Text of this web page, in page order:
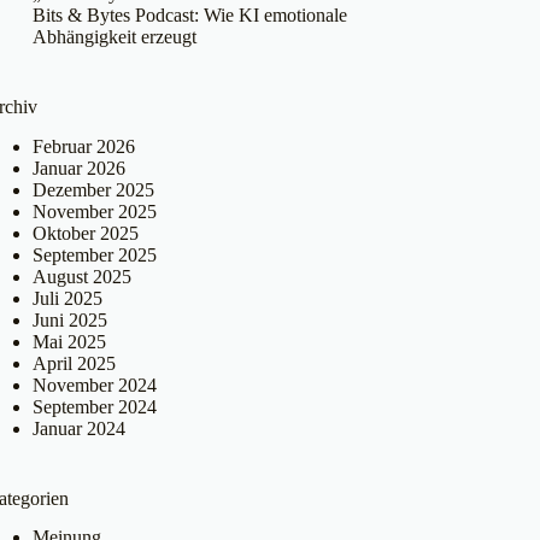
Bits & Bytes Podcast: Wie KI emotionale
Abhängigkeit erzeugt
Februar 2026
Januar 2026
Dezember 2025
November 2025
Oktober 2025
September 2025
August 2025
Juli 2025
Juni 2025
Mai 2025
April 2025
November 2024
September 2024
Januar 2024